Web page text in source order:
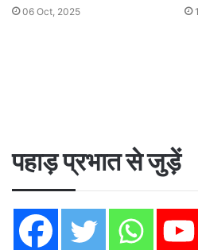
06 Oct, 2025
पहाड़ प्रभात से जुड़ें